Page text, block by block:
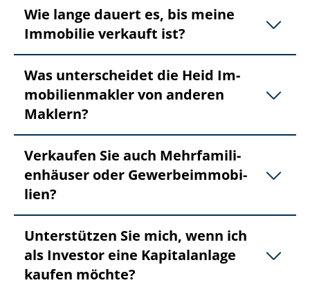
Wie lange dauert es, bis meine
Immobilie verkauft ist?
Was unterscheidet die Heid Im­
mo­bi­li­en­mak­ler von anderen
Maklern?
Verkaufen Sie auch Mehr­fa­mi­li­
en­häu­ser oder Ge­wer­be­im­mo­bi­
li­en?
Unterstützen Sie mich, wenn ich
als Investor eine Kapitalanlage
kaufen möchte?